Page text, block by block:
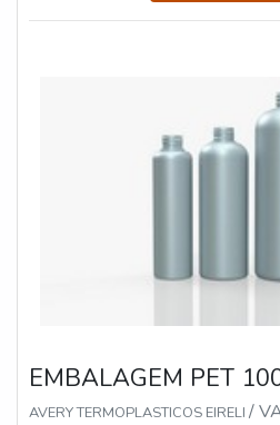
segmentos.INFORMAÇÕES
EMBALAGEM PET
AVERY TERMOPLASTICOS EIRELI /